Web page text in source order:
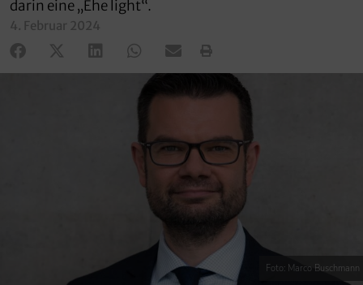
darin eine „Ehe light“.
4. Februar 2024
Foto: Marco Buschmann